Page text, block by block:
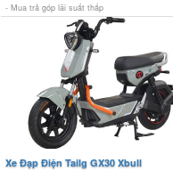
- Mua trả góp lãi suất thấp
Xe Đạp Điện Tailg GX30 Xbull